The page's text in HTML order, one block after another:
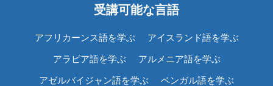
受講可能な言語
アフリカーンス語を学ぶ アイスランド語を学ぶ
アラビア語を学ぶ アルメニア語を学ぶ
アゼルバイジャン語を学ぶ ベンガル語を学ぶ